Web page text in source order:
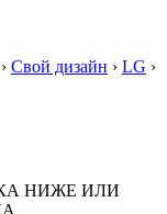
› Свой дизайн › LG ›
НИЖЕ ИЛИ